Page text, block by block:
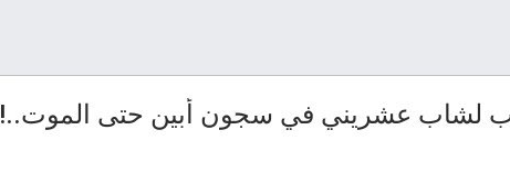
لشاب عشريني في سجون أبين حتى الموت..!